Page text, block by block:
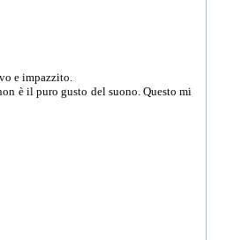
e impazzito.
è il puro gusto del suono. Questo mi